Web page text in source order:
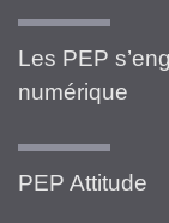
Les PEP
numérique
PEP Attitude